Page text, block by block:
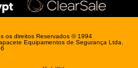
os direitos Reservados © 1994
Equipamentos de Segurança Ltda.